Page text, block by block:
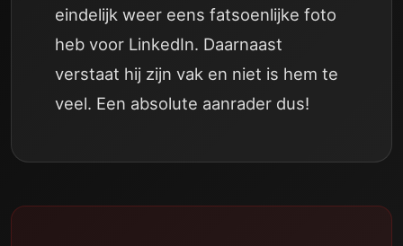
eindelijk weer eens fatsoenlijke foto
heb voor LinkedIn. Daarnaast
verstaat hij zijn vak en niet is hem te
veel. Een absolute aanrader dus!